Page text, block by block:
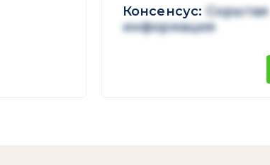
Консенсус:
Скрытая
информация